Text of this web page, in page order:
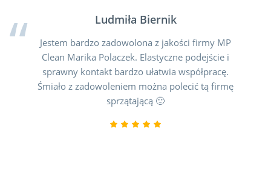
Ludmiła Biernik
Jestem bardzo zadowolona z jakości firmy MP
Clean Marika Polaczek. Elastyczne podejście i
sprawny kontakt bardzo ułatwia współpracę.
Śmiało z zadowoleniem można polecić tą firmę
sprzątającą 🙂